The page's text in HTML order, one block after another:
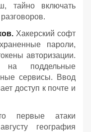
тайно включать
Хакерский софт
пароли,
авторизации.
на поддельные
сервисы. Ввод
доступ к почте и
первые атаки
география